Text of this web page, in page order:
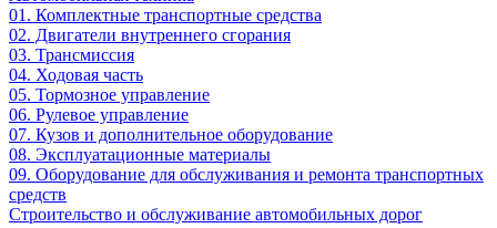
01. Комплектные транспортные средства
02. Двигатели внутреннего сгорания
03. Трансмиссия
04. Ходовая часть
05. Тормозное управление
06. Рулевое управление
07. Кузов и дополнительное оборудование
08. Эксплуатационные материалы
09. Оборудование для обслуживания и ремонта транспортных
средств
Строительство и обслуживание автомобильных дорог